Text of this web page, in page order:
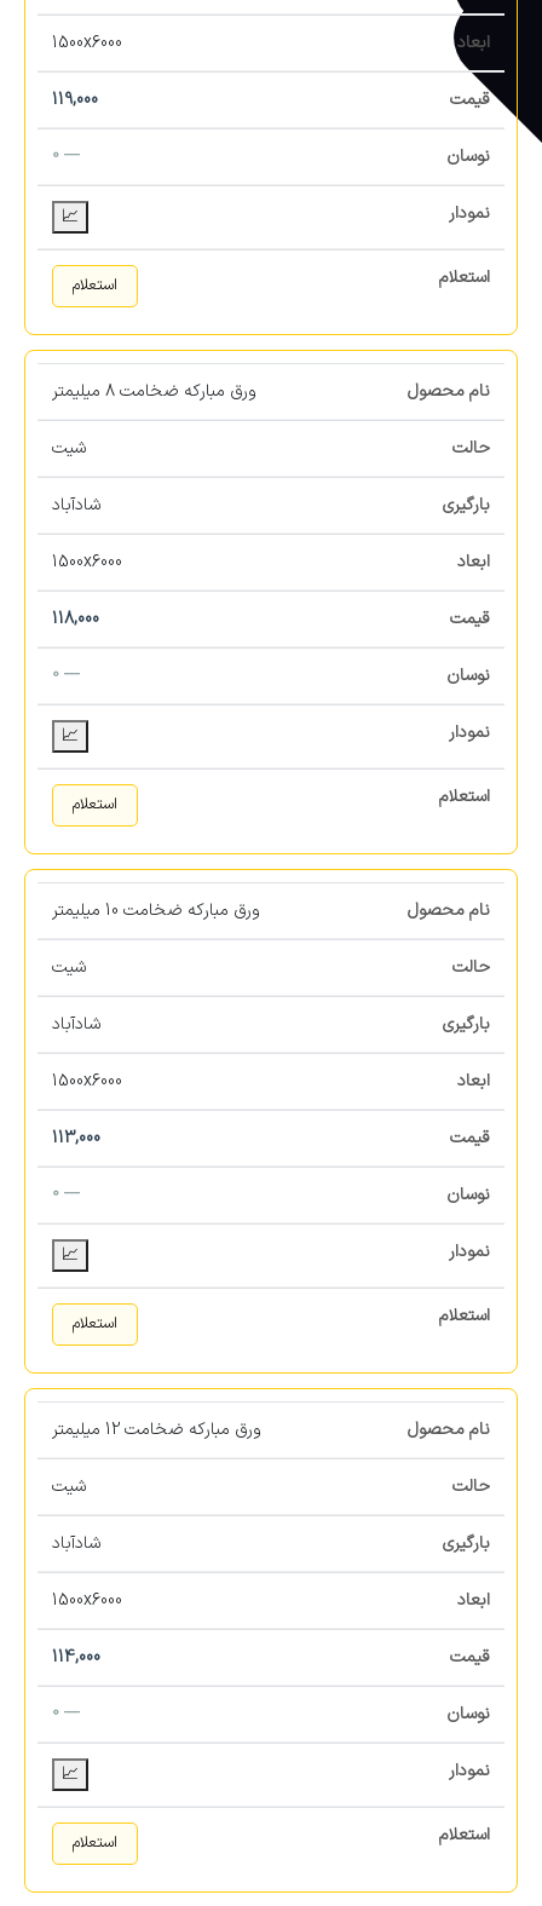
1500x6000
119,000
— 0
📈
استعلام
ورق مبارکه ضخامت 8 میلیمتر
شیت
شادآباد
1500x6000
118,000
— 0
📈
استعلام
ورق مبارکه ضخامت 10 میلیمتر
شیت
شادآباد
1500x6000
113,000
— 0
📈
استعلام
ورق مبارکه ضخامت 12 میلیمتر
شیت
شادآباد
1500x6000
114,000
— 0
📈
استعلام